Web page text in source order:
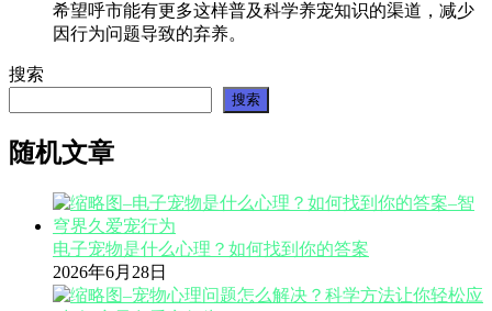
希望呼市能有更多这样普及科学养宠知识的渠道，减少
因行为问题导致的弃养。
搜索
搜索
随机文章
电子宠物是什么心理？如何找到你的答案
2026年6月28日